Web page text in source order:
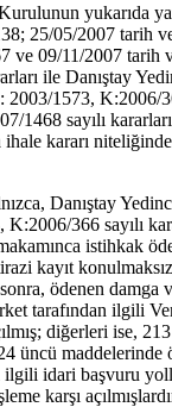
yukarıda
25/05/2007 tarih
ve 09/11/2007 tarih
ile Danıştay
2003/1573, K:2006/
1468 sayılı
ihale kararı
Danıştay
366 sayılı
istihkak
kayıt
ödenen damga
tarafından ilgili
diğerleri ise,
üncü maddelerinde
ilgili idari başvuru
karşı